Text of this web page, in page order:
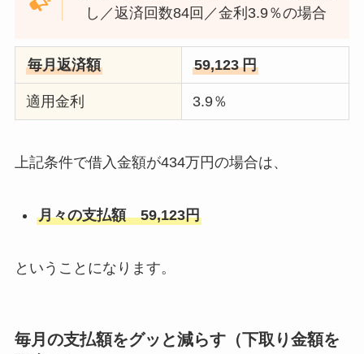
し／返済回数84回／金利3.9％の場合
毎月返済額 59,123 円
適用金利 3.9％
上記条件で借入金額が434万円の場合は、
月々の支払額 59,123円
ということになります。
毎月の支払額をグッと減らす（下取り金額を